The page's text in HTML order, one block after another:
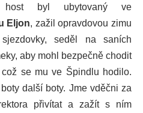
host byl ubytovaný ve
Eljon , zažil opravdovou zimu
seděl na saních
aby mohl bezpečně chodit
se mu ve Špindlu hodilo.
další boty. Jme vděčni za
přivítat a zažít s ním